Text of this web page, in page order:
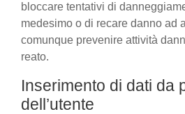
bloccare tentativi di
medesimo o di recare danno ad
comunque prevenire attività
reato.
Inserimento di dati da
dell’utente